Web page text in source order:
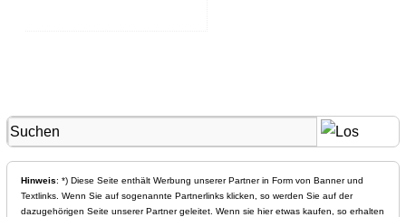
Hinweis: *) Diese Seite enthält Werbung unserer Partner in Form von Banner und
Textlinks. Wenn Sie auf sogenannte Partnerlinks klicken, so werden Sie auf der
dazugehörigen Seite unserer Partner geleitet. Wenn sie hier etwas kaufen, so erhalten